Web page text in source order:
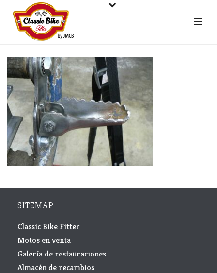
SITEMAP
Classic Bike Fitter
Motos en venta
Galería de restauraciones
Almacén de recambios